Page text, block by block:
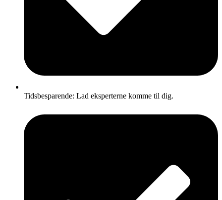
Tidsbesparende: Lad eksperterne komme til dig.